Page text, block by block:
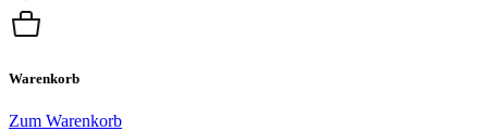
Warenkorb
Zum Warenkorb